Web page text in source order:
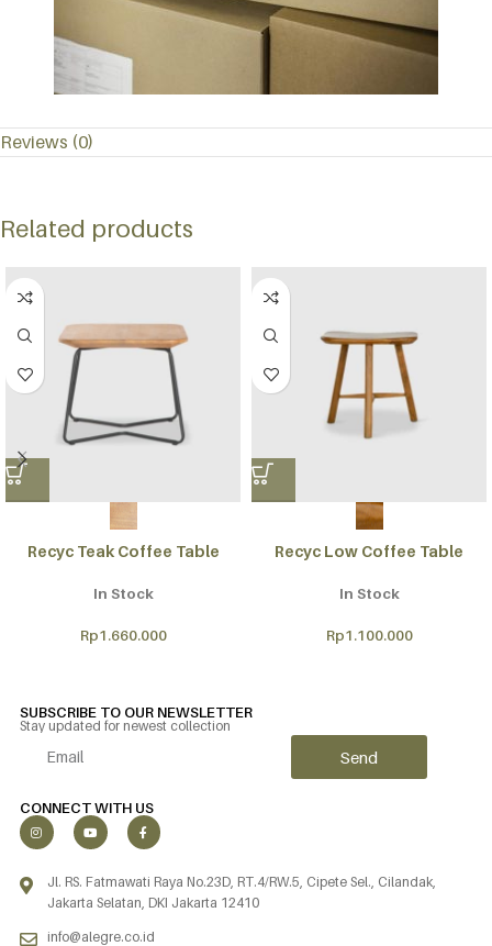
Reviews (0)
Related products
Recyc Teak Coffee Table
In Stock
Rp1.660.000
Recyc Low Coffee Table
In Stock
Rp1.100.000
SUBSCRIBE TO OUR NEWSLETTER
Stay updated for newest collection
Send
CONNECT WITH US
Jl. RS. Fatmawati Raya No.23D, RT.4/RW.5, Cipete Sel., Cilandak,
Jakarta Selatan, DKI Jakarta 12410
info@alegre.co.id